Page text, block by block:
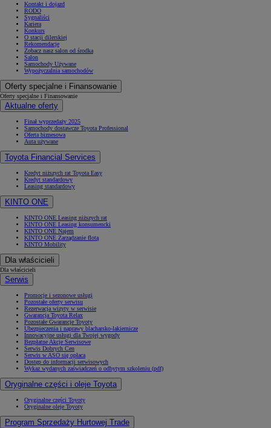
Kontakt i dojazd
RODO
Sygnaliści
Kariera
Konkurs
O stacji dilerskiej
Rekomendacje
Zobacz nasz salon od środka
Salon
Samochody Używane
Wypożyczalnia samochodów
Oferty specjalne i Finansowanie
Oferty specjalne i Finansowanie
Aktualne oferty
Finał wyprzedaży 2025
Samochody dostawcze Toyota Professional
Oferta biznesowa
Auta używane
Toyota Financial Services
Kredyt niższych rat Toyota Easy
Kredyt standardowy
Leasing standardowy
KINTO ONE
KINTO ONE Leasing niższych rat
KINTO ONE Leasing konsumencki
KINTO ONE Najem
KINTO ONE Zarządzanie flotą
KINTO Mobility
Dla właścicieli
Dla właścicieli
Serwis
Promocje i sezonowe usługi
Pozostałe oferty serwisu
Rezerwacja wizyty w serwisie
Gwarancja Toyota Relax
Pozostałe Gwarancje Toyoty
Ubezpieczenia i naprawy blacharsko-lakiernicze
Innowacyjne usługi dla Twojej wygody
Bezpłatne Akcje Serwisowe
Serwis Dobrych Cen
Serwis w ASO się opłaca
Dostęp do informacji serwisowych
Wykaz wydanych zaświadczeń o odbytym szkoleniu (pdf)
Oryginalne części i oleje Toyota
Oryginalne części Toyoty
Oryginalne oleje Toyoty
Program Sprzedaży Hurtowej Trade